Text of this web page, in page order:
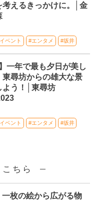
考えるきっかけに。│金
ベント #エンタメ #坂井
一年で最も夕日が美し
東尋坊からの雄大な景
よう！│東尋坊
ベント #エンタメ #坂井
ちら
一枚の絵から広がる物